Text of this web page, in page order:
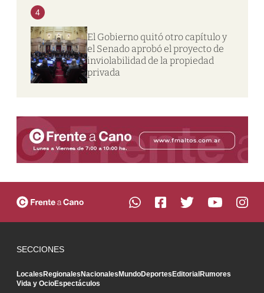
4
El Gobierno quitó otro capítulo y
el Senado aprobó el proyecto de
inviolabilidad de la propiedad
privada
SECCIONES
Locales Regionales Nacionales MundoDeportes Editorial Rumores
Vida y OcioEspectáculos